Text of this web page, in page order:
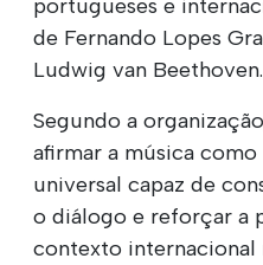
portugueses e
de Fernando Lopes
Ludwig van Beethoven.
Segundo a
afirmar a música
universal capaz de
o diálogo e reforçar a
contexto internacional